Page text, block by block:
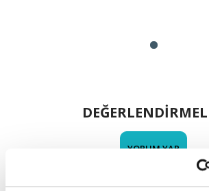
YORUM YAP